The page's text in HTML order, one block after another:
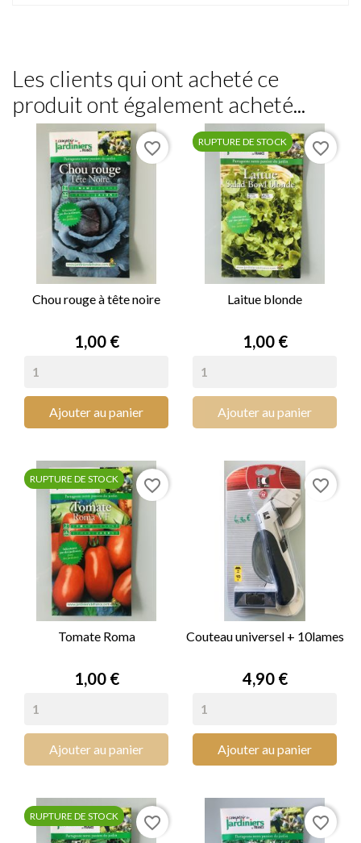
Les clients qui ont acheté ce
produit ont également acheté...
Chou rouge à tête noire
Prix
1,00 €
Ajouter au panier
favorite_border
Laitue blonde
Prix
1,00 €
Ajouter au panier
RUPTURE DE STOCK favorite_border
Tomate Roma
Prix
1,00 €
Ajouter au panier
RUPTURE DE STOCK favorite_border
Couteau universel + 10lames
Prix
4,90 €
Ajouter au panier
favorite_border
RUPTURE DE STOCK favorite_border favorite_border